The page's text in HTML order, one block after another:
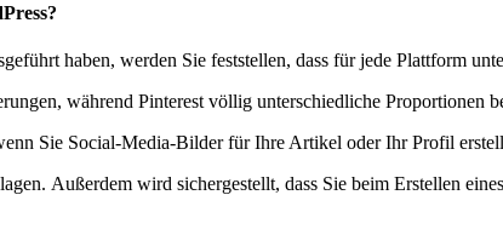
haben, werden Sie feststellen, dass für jede Plattform
während Pinterest völlig unterschiedliche Proportionen
Sie Social-Media-Bilder für Ihre Artikel oder Ihr Profil
Außerdem wird sichergestellt, dass Sie beim Erstellen